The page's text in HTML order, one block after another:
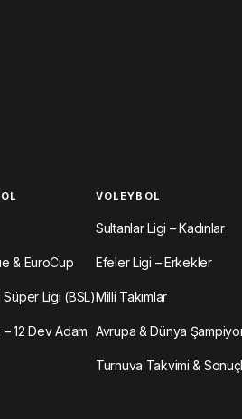
& EuroCup
Ligi (BSL)
– 12 Dev Adam
VOLEYBOL
Sultanlar Ligi – Kadınlar
Efeler Ligi – Erkekler
Milli Takımlar
Avrupa & Dünya
Turnuva Takvimi &